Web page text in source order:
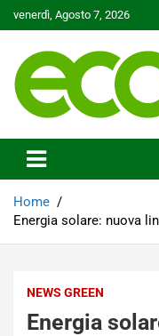
to
venerdì, Agosto 7, 2026
Ecoo.it
Home
Energia solare: nuova
NEWS GREEN
Energia